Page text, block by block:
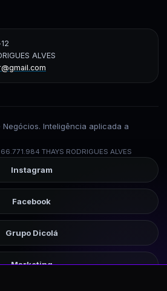
ALVES
Inteligência aplicada a
THAYS RODRIGUES ALVES
Instagram
Facebook
Grupo Dicolá
Marketing